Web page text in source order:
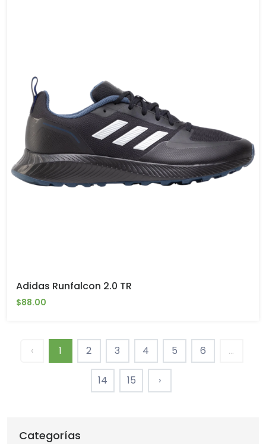
Adidas Runfalcon 2.0 TR
$88.00
‹ 1 2 3 4 5 6 ...
14 15 ›
Categorías